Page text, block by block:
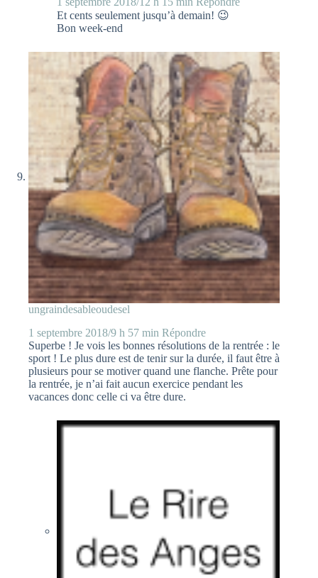
Et cents seulement jusqu’à demain! 😉
Bon week-end
ungraindesableoudesel
1 septembre 2018/9 h 57 min Répondre
Superbe ! Je vois les bonnes résolutions de la rentrée : le
sport ! Le plus dure est de tenir sur la durée, il faut être à
plusieurs pour se motiver quand une flanche. Prête pour
la rentrée, je n’ai fait aucun exercice pendant les
vacances donc celle ci va être dure.